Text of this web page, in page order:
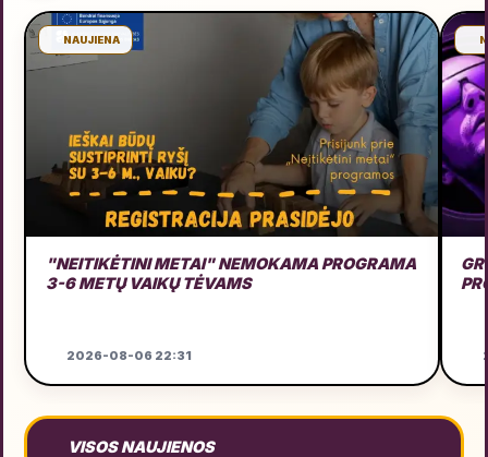
NAUJIENA
"NEITIKĖTINI METAI" NEMOKAMA PROGRAMA
3-6 METŲ VAIKŲ TĖVAMS
2026-08-06 22:31
VISOS NAUJIENOS